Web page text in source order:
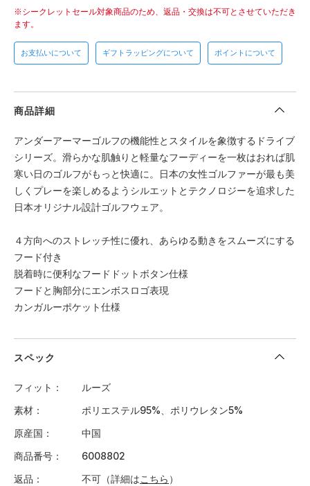
シークレットセール対象商品のため、返品・交換は不可とさせていただき
ます。
お支払いについて ギフトラッピングについて ポイントについて
商品詳細
アンダーアーマーゴルフの機能性とスタイルを象徴するドライブ
シリーズ。滑らかな肌触りと軽量なフーディーを一枚はおれば肌
寒い日のゴルフがもっと快適に。日本の女性ゴルファーが最も美
しくプレーを楽しめるようシルエットとテクノロジーを追求した
日本オリジナル設計ゴルフウェア。
４方向へのストレッチ性に優れ、あらゆる動きをスムーズにする
フード付き
脱着時に便利なフードドットボタン仕様
フードと胸部分にエンボスロゴ表現
カンガルーポケット仕様
スペック
フィット
ルーズ
素材
ポリエステル95%、ポリウレタン5%
原産国
中国
商品番号
6008802
返品
不可（詳細はこちら ）